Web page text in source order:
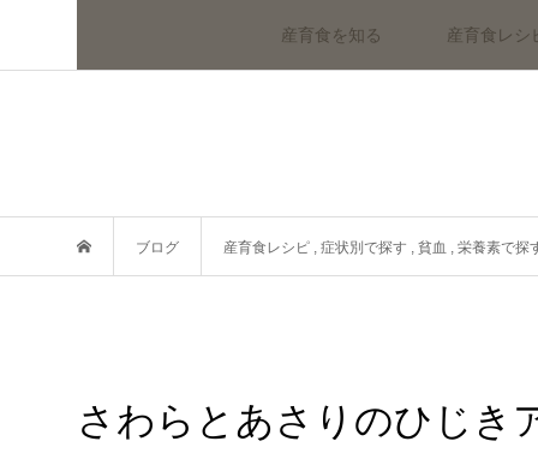
産育食を知る 産育食レシ
ブログ 産育食レシピ , 症状別で探す , 貧血 , 栄養素で探
さわらとあさりのひじき